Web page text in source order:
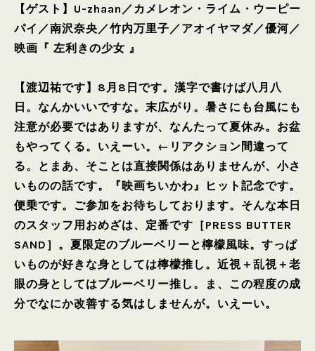
【ゲスト】 U-zhaan ／カメレオン・ライム・ウーピー
パイ ／南沢奈央／竹内万里子／アオイヤマダ／優河／
映画『 左利きの少女 』
【渡辺祐です】8月8日です。漢字で書けば八月八
日。なんかいいですな。末広がり。暑さにも台風にも
注意が必要ではありますが、なんたって夏休み。お盆
もやってくる。いえーい。←リアクション間違って
る。とまあ、そことは直接関係はありませんが、小さ
いものの話です。『映画ちいかわ』ヒット記念です。
便乗です。ご参加をお待ちしております。そんな本日
のスタッフ用おめざは、定番です［PRESS BUTTER
SAND］。夏限定のブルーベリーと檸檬風味。すっぱ
いものが好きな身としては檸檬推し。近視＋乱視＋老
眼の身としてはブルーベリー推し。ま、この程度の成
分でなにか改善する気はしませんが。いえーい。